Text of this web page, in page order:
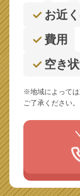
お近
費用
空き
※地域によっては
ご了承ください。